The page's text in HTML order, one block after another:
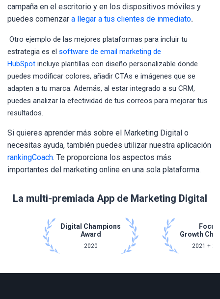
campaña en el escritorio y en los dispositivos móviles y
puedes comenzar a llegar a tus clientes de inmediato.
Otro ejemplo de las mejores plataformas para incluir tu
estrategia es el software de email marketing de
HubSpot incluye plantillas con diseño personalizable donde
puedes modificar colores, añadir CTAs e imágenes que se
adapten a tu marca. Además, al estar integrado a su CRM,
puedes analizar la efectividad de tus correos para mejorar tus
resultados.
Si quieres aprender más sobre el Marketing Digital o
necesitas ayuda, también puedes utilizar nuestra aplicación
rankingCoach. Te proporciona los aspectos más
importantes del marketing online en una sola plataforma.
La multi-premiada App de Marketing Digital
Digital Champions
Award
2020
Focus
Growth
2021 +